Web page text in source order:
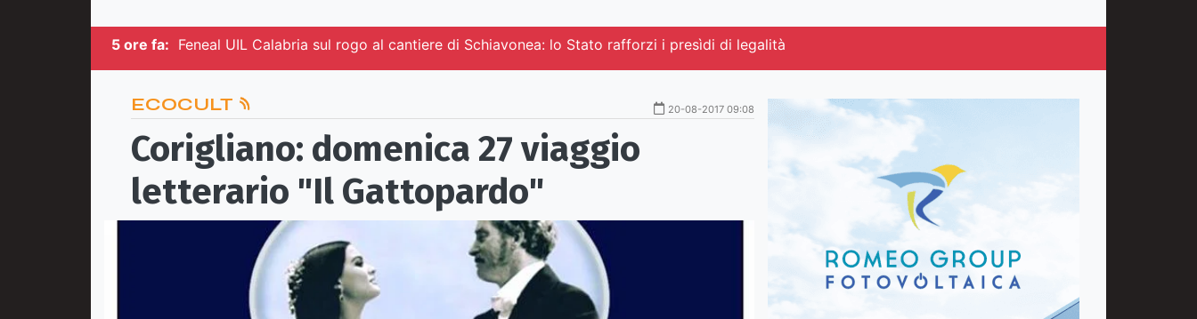
5 ore fa: Feneal UIL Calabria sul rogo al cantiere di Schiavonea: lo Stato rafforzi i presìdi di legalità
ECOCULT 20-08-2017 09:08
Corigliano: domenica 27 viaggio
letterario "Il Gattopardo"